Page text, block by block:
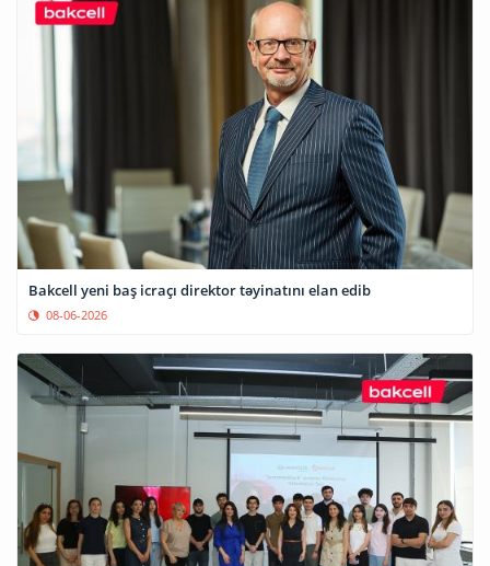
Bakcell yeni baş icraçı direktor təyinatını elan edib
08-06-2026